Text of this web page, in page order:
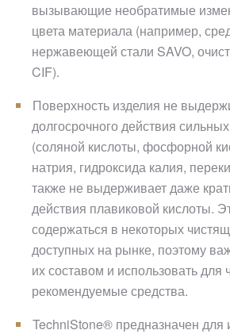
вызывающие необратимые
цвета материала (например,
нержавеющей стали SAVO,
CIF).
Поверхность изделия не
долгосрочного действия
(соляной кислоты, фосфорной
натрия, гидроксида калия,
также не выдерживает даже
действия плавиковой кислоты.
содержаться в некоторых
доступных на рынке, поэтому
их составом и использовать для
рекомендуемые средства.
TechniStone® предназначен для